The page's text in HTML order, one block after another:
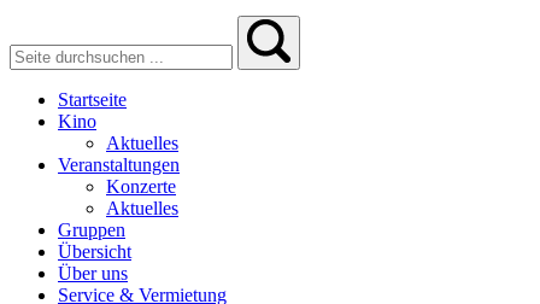
Startseite
Kino
Aktuelles
Veranstaltungen
Konzerte
Aktuelles
Gruppen
Übersicht
Über uns
Service & Vermietung